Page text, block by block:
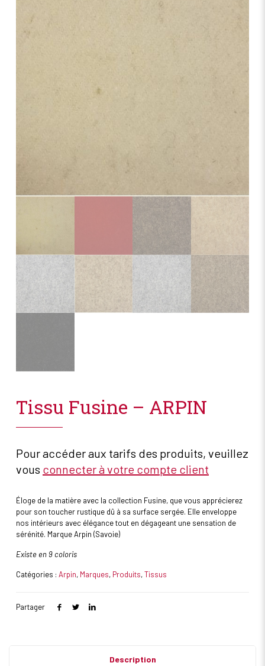
Tissu Fusine – ARPIN
Pour accéder aux tarifs des produits, veuillez
vous connecter à votre compte client
Éloge de la matière avec la collection Fusine, que vous apprécierez
pour son toucher rustique dû à sa surface sergée. Elle enveloppe
nos intérieurs avec élégance tout en dégageant une sensation de
sérénité. Marque Arpin (Savoie)
Existe en 9 coloris
Catégories : Arpin, Marques, Produits,Tissus
Partager
Description